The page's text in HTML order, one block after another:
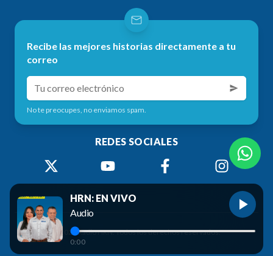
Recibe las mejores historias directamente a tu
correo
No te preocupes, no enviamos spam.
REDES SOCIALES
2026 Radio HRN. Todos los derechos reservados.
HRN: EN VIVO
Audio
0:00